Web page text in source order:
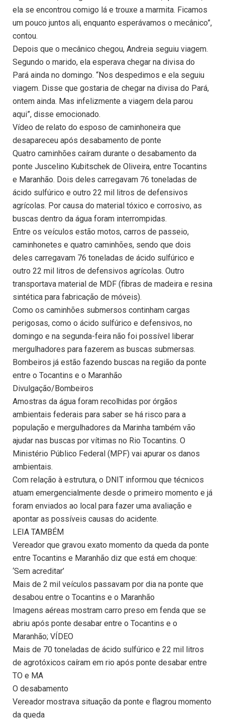
ela se encontrou comigo lá e trouxe a marmita. Ficamos
um pouco juntos ali, enquanto esperávamos o mecânico”,
contou.
Depois que o mecânico chegou, Andreia seguiu viagem.
Segundo o marido, ela esperava chegar na divisa do
Pará ainda no domingo. “Nos despedimos e ela seguiu
viagem. Disse que gostaria de chegar na divisa do Pará,
ontem ainda. Mas infelizmente a viagem dela parou
aqui”, disse emocionado.
Vídeo de relato do esposo de caminhoneira que
desapareceu após desabamento de ponte
Quatro caminhões caíram durante o desabamento da
ponte Juscelino Kubitschek de Oliveira, entre Tocantins
e Maranhão. Dois deles carregavam 76 toneladas de
ácido sulfúrico e outro 22 mil litros de defensivos
agrícolas. Por causa do material tóxico e corrosivo, as
buscas dentro da água foram interrompidas.
Entre os veículos estão motos, carros de passeio,
caminhonetes e quatro caminhões, sendo que dois
deles carregavam 76 toneladas de ácido sulfúrico e
outro 22 mil litros de defensivos agrícolas. Outro
transportava material de MDF (fibras de madeira e resina
sintética para fabricação de móveis).
Como os caminhões submersos continham cargas
perigosas, como o ácido sulfúrico e defensivos, no
domingo e na segunda-feira não foi possível liberar
mergulhadores para fazerem as buscas submersas.
Bombeiros já estão fazendo buscas na região da ponte
entre o Tocantins e o Maranhão
Divulgação/Bombeiros
Amostras da água foram recolhidas por órgãos
ambientais federais para saber se há risco para a
população e mergulhadores da Marinha também vão
ajudar nas buscas por vítimas no Rio Tocantins. O
Ministério Público Federal (MPF) vai apurar os danos
ambientais.
Com relação à estrutura, o DNIT informou que técnicos
atuam emergencialmente desde o primeiro momento e já
foram enviados ao local para fazer uma avaliação e
apontar as possíveis causas do acidente.
LEIA TAMBÉM
Vereador que gravou exato momento da queda da ponte
entre Tocantins e Maranhão diz que está em choque:
‘Sem acreditar’
Mais de 2 mil veículos passavam por dia na ponte que
desabou entre o Tocantins e o Maranhão
Imagens aéreas mostram carro preso em fenda que se
abriu após ponte desabar entre o Tocantins e o
Maranhão; VÍDEO
Mais de 70 toneladas de ácido sulfúrico e 22 mil litros
de agrotóxicos caíram em rio após ponte desabar entre
TO e MA
O desabamento
Vereador mostrava situação da ponte e flagrou momento
da queda